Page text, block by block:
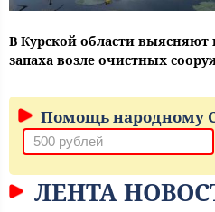
В Курской области выясняют
запаха возле очистных
Помощь народному
ЛЕНТА